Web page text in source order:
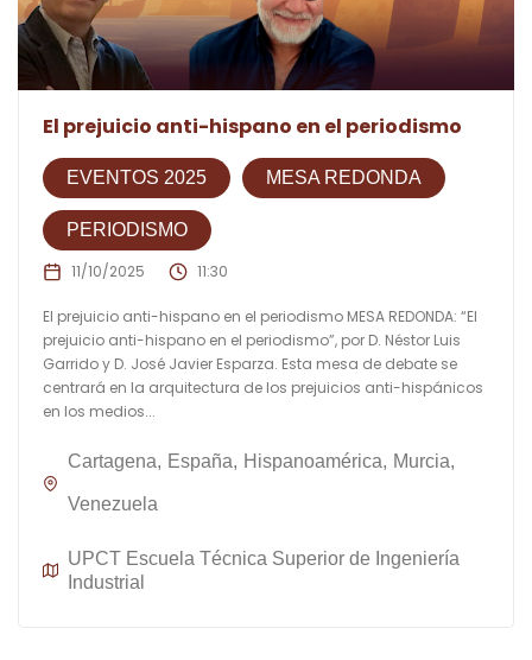
El prejuicio anti-hispano en el periodismo
EVENTOS 2025 MESA REDONDA
PERIODISMO
11/10/2025 11:30
El prejuicio anti-hispano en el periodismo MESA REDONDA: “El
prejuicio anti-hispano en el periodismo”, por D. Néstor Luis
Garrido y D. José Javier Esparza. Esta mesa de debate se
centrará en la arquitectura de los prejuicios anti-hispánicos
en los medios...
Cartagena España Hispanoamérica Murcia
Venezuela
UPCT Escuela Técnica Superior de Ingeniería
Industrial